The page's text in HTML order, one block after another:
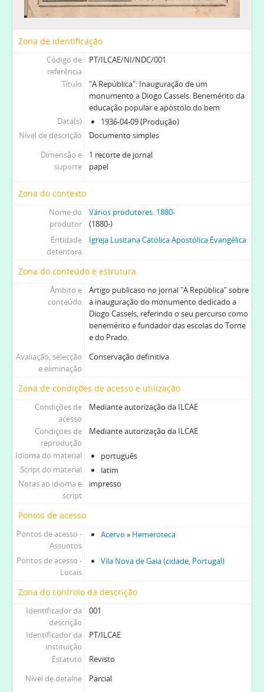
Zona de identificação
Código de
referência
PT/ILCAE/NI/NDC/001
Título
"A República": Inauguração de um
monumento a Diogo Cassels. Benemérito da
educação popular e apóstolo do bem
Data(s)
1936-04-09 (Produção)
Nível de descrição
Documento simples
Dimensão e
suporte
1 recorte de jornal
papel
Zona do contexto
Nome do
produtor
Vários produtores. 1880-
(1880-)
Entidade
detentora
Igreja Lusitana Católica Apostólica Evangélica
Zona do conteúdo e estrutura
Âmbito e
conteúdo
Artigo publicaso no jornal "A República" sobre
a inauguração do monumento dedicado a
Diogo Cassels, referindo o seu percurso como
benemérito e fundador das escolas do Torne
e do Prado.
Avaliação, selecção
e eliminação
Conservação definitiva
Zona de condições de acesso e utilização
Condições de
acesso
Mediante autorização da ILCAE
Condiçoes de
reprodução
Mediante autorização da ILCAE
Idioma do material
português
Script do material
latim
Notas ao idioma e
script
impresso
Pontos de acesso
Pontos de acesso -
Assuntos
Acervo » Hemeroteca
Pontos de acesso -
Locais
Vila Nova de Gaia (cidade, Portugal)
Zona do controlo da descrição
Identificador da
descrição
001
Identificador da
instituição
PT/ILCAE
Estatuto
Revisto
Nível de detalhe
Parcial